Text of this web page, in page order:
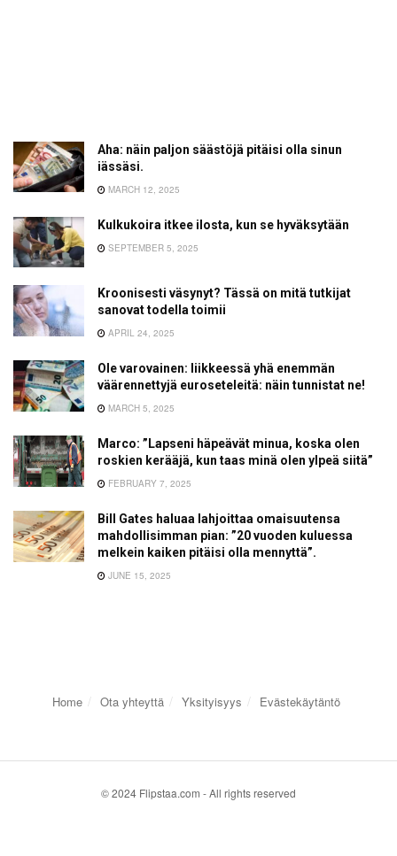
Aha: näin paljon säästöjä pitäisi olla sinun
iässäsi.
MARCH 12, 2025
Kulkukoira itkee ilosta, kun se hyväksytään
SEPTEMBER 5, 2025
Kroonisesti väsynyt? Tässä on mitä tutkijat
sanovat todella toimii
APRIL 24, 2025
Ole varovainen: liikkeessä yhä enemmän
väärennettyjä euroseteleitä: näin tunnistat ne!
MARCH 5, 2025
Marco: ”Lapseni häpeävät minua, koska olen
roskien kerääjä, kun taas minä olen ylpeä siitä”
FEBRUARY 7, 2025
Bill Gates haluaa lahjoittaa omaisuutensa
mahdollisimman pian: ”20 vuoden kuluessa
melkein kaiken pitäisi olla mennyttä”.
JUNE 15, 2025
Home Ota yhteyttä Yksityisyys Evästekäytäntö
© 2024 Flipstaa.com - All rights reserved